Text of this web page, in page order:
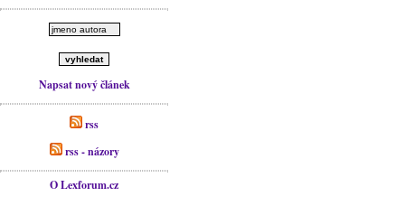
Napsat nový článek
rss
rss - názory
O Lexforum.cz